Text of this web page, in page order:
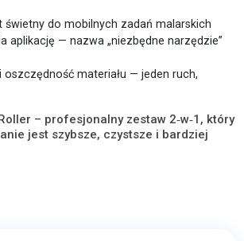
świetny do mobilnych zadań malarskich
aplikację — nazwa „niezbędne narzędzie”
oszczędność materiału — jeden ruch,
– profesjonalny zestaw 2‑w‑1, który
jest szybsze, czystsze i bardziej